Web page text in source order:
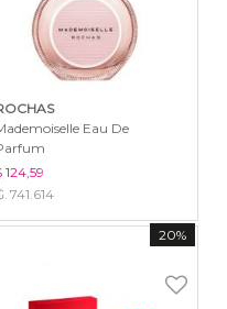
Eau De
124,59
741.614
20%